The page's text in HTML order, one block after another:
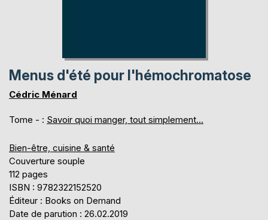
Menus d'été pour l'hémochromatose
Cédric Ménard
Tome - : Savoir quoi manger, tout simplement...
Bien-être, cuisine & santé
Couverture souple
112 pages
ISBN : 9782322152520
Éditeur : Books on Demand
Date de parution : 26.02.2019